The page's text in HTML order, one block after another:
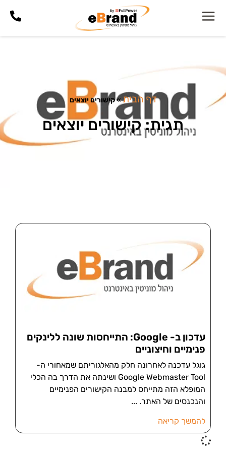
דף הבית»קישורים יוצאים
תגית: קישורים יוצאים
עדכון ב- Google: התייחסות שונה ללינקים
פנימיים וחיצוניים
גוגל עדכנה לאחרונה חלק מהאלגוריתם שמאחורי ה-
Google Webmaster Tool ושינתה את הדרך בה הכלי
המופלא הזה מתייחס למבנה הקישורים הפנימיים
והנכנסים של האתר.
להמשך קריאה